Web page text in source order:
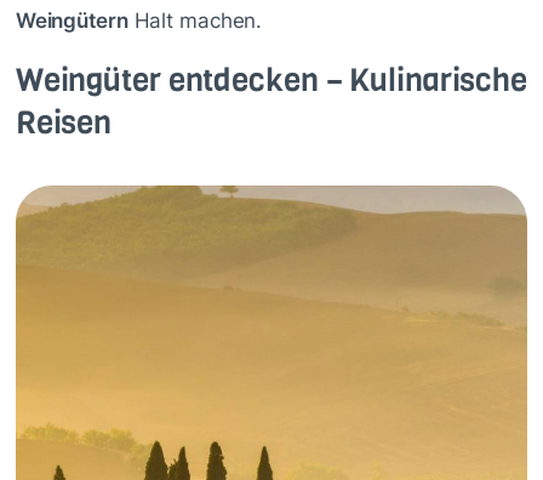
WeingüternHalt machen.
Weingüter entdecken – Kulinarische
Reisen